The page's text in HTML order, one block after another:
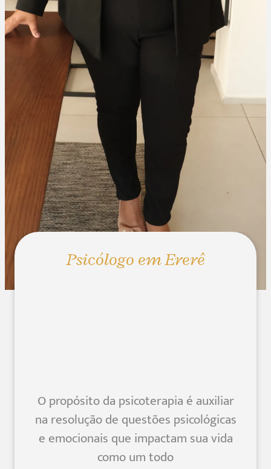
Psicólogo em Ererê
O propósito da psicoterapia é auxiliar
na resolução de questões psicológicas
e emocionais que impactam sua vida
como um todo